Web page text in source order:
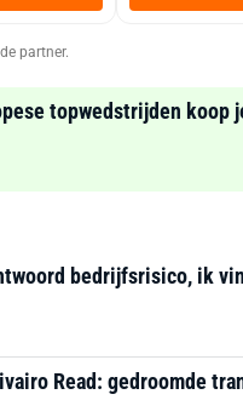
Zwart
partner.
topwedstrijden koop
bedrijfsrisico, ik
Read: gedroomde